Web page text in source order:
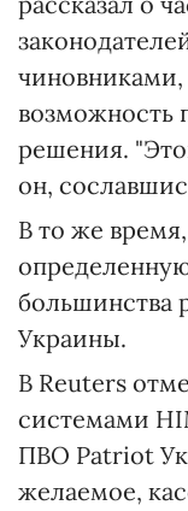
возможность
решения.
он,
В то же
большинства
Украины.
В Reuters
системами
ПВО Patriot
желаемое,